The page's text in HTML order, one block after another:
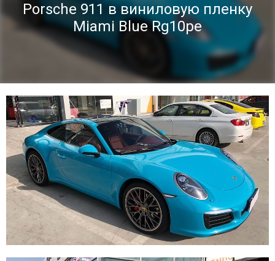
Porsche 911 в виниловую пленку
Miami Blue Rg10pe